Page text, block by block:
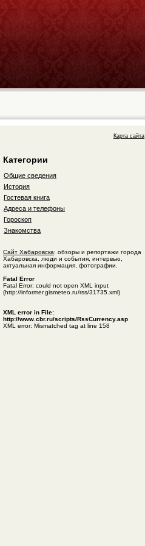
Карта сайта
Категории
Общие сведения
История
Гостевая книга
Адреса и телефоны
Гороскоп
Знакомства
Сайт Хабаровска: обзоры и репортажи города
Хабаровска, люди и события, интервью,
актуальная информация, фотографии.
Fatal Error
Fatal Error: could not open XML input
(http://informer.gismeteo.ru/rss/31735.xml)
XML error in File:
http://www.cbr.ru/scripts/RssCurrency.asp
XML error: Mismatched tag at line 158